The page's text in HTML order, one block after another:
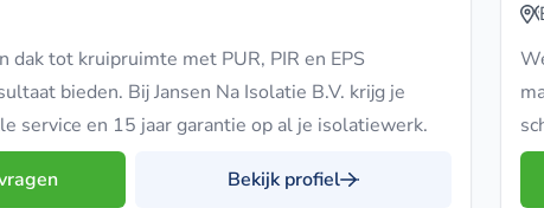
dak tot kruipruimte met PUR, PIR en EPS
bieden. Bij Jansen Na Isolatie B.V. krijg je
service en 15 jaar garantie op al je isolatiewerk.
Bekijk profiel